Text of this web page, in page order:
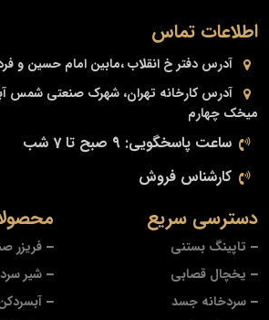
فریزر
شیر
دسترسی سریع
تاپینگ بستنی
یخچال قصابی
سردخانه جسد
اطلاعات تماس
آدرس دفتر خ انقلاب ،مابین امام حسین و
آدرس کارخانه تهران، شهرک صنعتی شمس
میخک چهارم
ساعت پاسخگویی: 9 صبح تا 7 شب
کارشناس فروش